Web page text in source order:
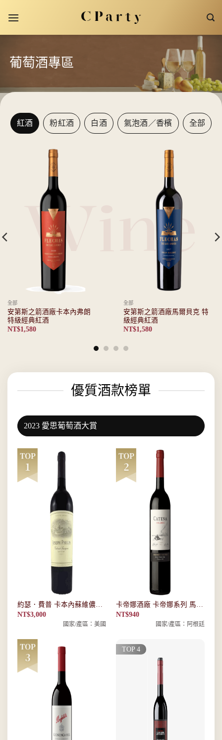
葡萄酒專區
Wine
紅酒 粉紅酒 白酒 氣泡酒／香檳 全部
全部
安第斯之箭酒廠馬爾貝克 特
級經典紅酒
NT$1,580
葡萄酒
柏金漢酒廠 家園系列 皮諾塔
吉紅酒
NT$950
優質酒款榜單
2023 愛思葡萄酒大賞
約瑟．費普 卡本內蘇維儂紅
酒
NT$3,000
國家/產區：美國
卡帝娜酒廠 卡帝娜系列 馬爾
貝克紅酒
NT$940
國家/產區：阿根廷
TOP 4